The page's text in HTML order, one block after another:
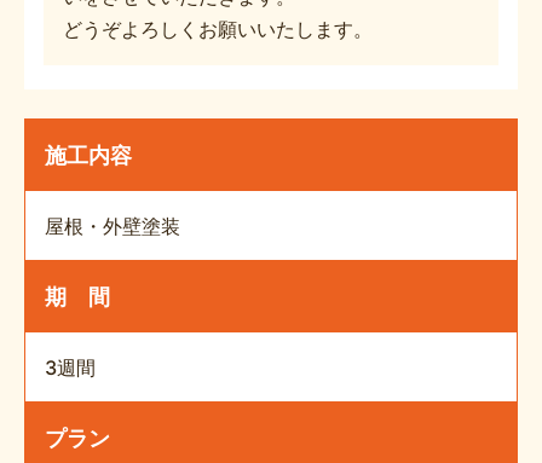
どうぞよろしくお願いいたします。
施工内容
屋根・外壁塗装
期 間
3週間
プラン